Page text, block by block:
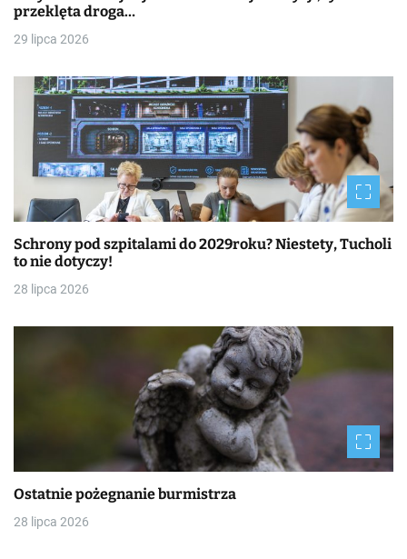
przeklęta droga…
29 lipca 2026
Schrony pod szpitalami do 2029roku? Niestety, Tucholi
to nie dotyczy!
28 lipca 2026
Ostatnie pożegnanie burmistrza
28 lipca 2026